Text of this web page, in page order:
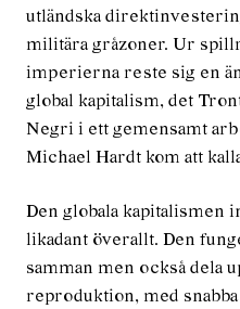
utländska
militära gråzoner. Ur
imperierna reste sig en
global kapitalism, det
Negri i ett gemensamt
Michael Hardt kom att
Den globala kapitalismen
likadant överallt. Den
samman men också dela
reproduktion, med